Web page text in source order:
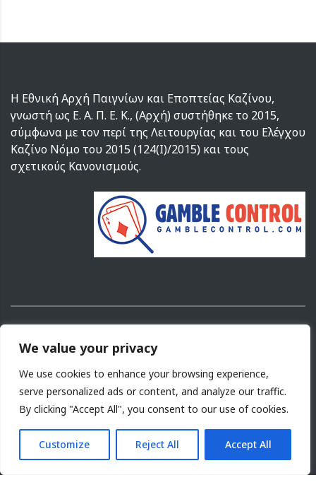
We value your privacy
We use cookies to enhance your browsing experience,
serve personalized ads or content, and analyze our traffic.
By clicking "Accept All", you consent to our use of cookies.
Customize Reject All Accept All
Η Εθνική Αρχή Παιγνίων και Εποπτείας Καζίνου,
γνωστή ως Ε. Α. Π. Ε. Κ., (Αρχή) συστήθηκε το 2015,
σύμφωνα με τον περί της Λειτουργίας και του Ελέγχου
Καζίνο Νόμο του 2015 (124(I)/2015) και τους
σχετικούς Κανονισμούς.
Αρχή Παιγνίων και Εποπτείας Καζίνου Κύπρου.
Σχεδιασμός και ΑνάπτυξηNETinfo PLC
Όροι χρήσης|Πολιτική αποδεκτής χρήσης|
Πολιτική Cookies
Χάρτης Πλοήγησης
Ιδιωτικότητας